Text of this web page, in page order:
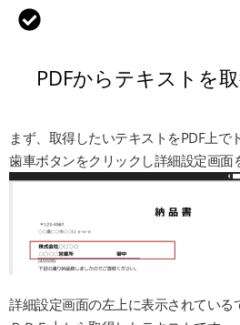
PDFからテキストを
まず、取得したいテキストをPDF上で
歯車ボタンをクリックし詳細設定画面
詳細設定画面の左上に表示されている